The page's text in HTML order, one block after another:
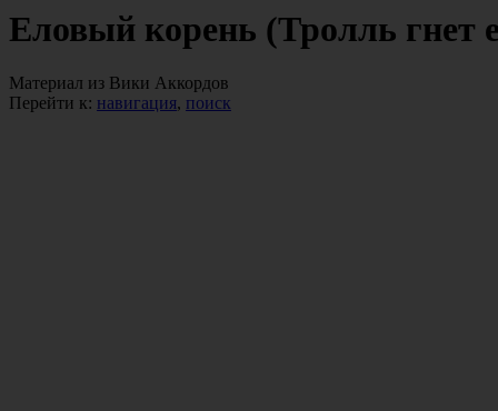
Еловый корень (Тролль гнет
Материал из Вики Аккордов
Перейти к: навигация, поиск